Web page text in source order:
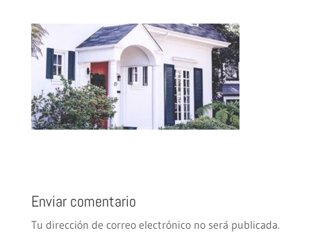
Enviar comentario
Tu dirección de correo electrónico no será publicada.